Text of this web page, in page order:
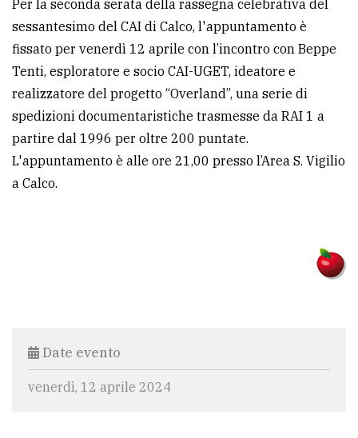
policy
Per la seconda serata della rassegna celebrativa del
sessantesimo del CAI di Calco, l'appuntamento è
fissato per venerdì 12 aprile con l’incontro con Beppe
Tenti, esploratore e socio CAI-UGET, ideatore e
realizzatore del progetto “Overland”, una serie di
spedizioni documentaristiche trasmesse da RAI 1 a
partire dal 1996 per oltre 200 puntate.
L'appuntamento è alle ore 21,00 presso l’Area S. Vigilio
a Calco.
Date evento
venerdì, 12 aprile 2024